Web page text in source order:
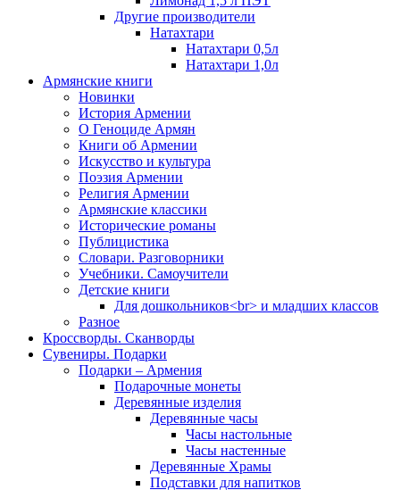
Другие производители
Натахтари
Натахтари 0,5л
Натахтари 1,0л
Армянские книги
Новинки
История Армении
О Геноциде Армян
Книги об Армении
Иcкусство и культура
Поэзия Армении
Религия Армении
Армянские классики
Исторические романы
Публицистика
Словари. Разговорники
Учебники. Самоучители
Детские книги
Для дошкольников<br> и младших классов
Разное
Кроссворды. Сканворды
Сувениры. Подарки
Подарки – Армения
Подарочные монеты
Деревянные изделия
Деревянные часы
Часы настольные
Часы настенные
Деревянные Храмы
Подставки для напитков